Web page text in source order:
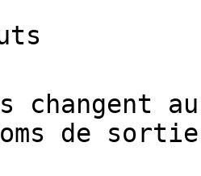
changent
de